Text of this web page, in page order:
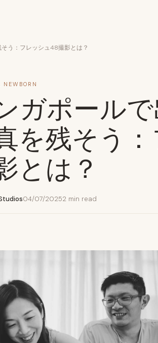
う：フレッシュ48撮影とは？
NEWBORN
ガポール
を残そう
とは？
04/07/20252 min read